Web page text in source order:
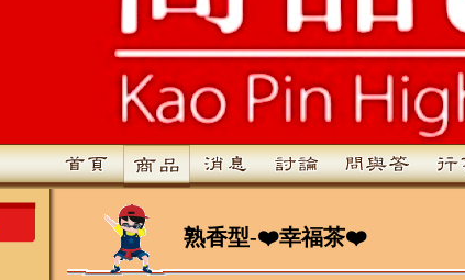
熟香型-❤️幸福茶❤️